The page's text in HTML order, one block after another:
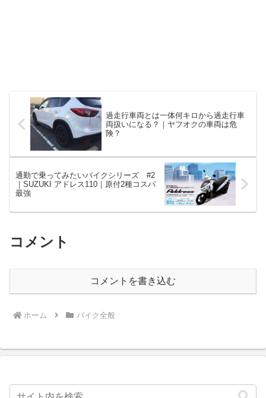
過走行車両とは一体何キロから過走行車
両扱いになる？｜ヤフオクの車両は危
険？
通勤で乗ってみたいバイクシリーズ #2
｜SUZUKI アドレス110｜原付2種コスパ
最強
コメント
コメントを書き込む
ホーム バイク全般